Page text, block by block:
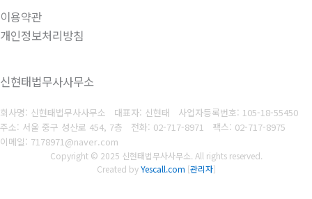
이용약관
개인정보처리방침
신현태법무사사무소
회사명: 신현태법무사사무소 대표자: 신현태 사업자등록번호: 105-18-55450
주소: 서울 중구 성산로 454, 7층 전화: 02-717-8971
팩스: 02-717-8975
이메일: 7178971@naver.com
Copyright © 2025 신현태법무사사무소. All rights reserved.
Created byYescall.com [관리자]